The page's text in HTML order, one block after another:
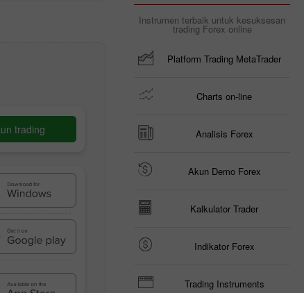
trading
Instrumen terbaik untuk kesuksesan
trading Forex online
Platform Trading MetaTrader
Charts on-line
Analisis Forex
Akun Demo Forex
Kalkulator Trader
Indikator Forex
Trading Instruments